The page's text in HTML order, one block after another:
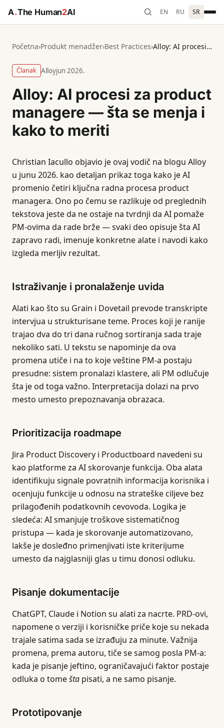
A.The Human2AI EN RU SR
Početna›Produkt menadžer›Best Practices› Alloy: AI procesi za product managere — šta se menja i kako to meriti
Članak Alloyjun 2026.
Alloy: AI procesi za product
managere — šta se menja i
kako to meriti
Christian Iacullo objavio je ovaj vodič na blogu Alloy
u junu 2026. kao detaljan prikaz toga kako je AI
promenio četiri ključna radna procesa product
managera. Ono po čemu se razlikuje od preglednih
tekstova jeste da ne ostaje na tvrdnji da AI pomaže
PM-ovima da rade brže — svaki deo opisuje šta AI
zapravo radi, imenuje konkretne alate i navodi kako
izgleda merljiv rezultat.
Istraživanje i pronalaženje uvida
Alati kao što su Grain i Dovetail prevode transkripte
intervjua u strukturisane teme. Proces koji je ranije
trajao dva do tri dana ručnog sortiranja sada traje
nekoliko sati. U tekstu se napominje da ova
promena utiče i na to koje veštine PM-a postaju
presudne: sistem pronalazi klastere, ali PM odlučuje
šta je od toga važno. Interpretacija dolazi na prvo
mesto umesto prepoznavanja obrazaca.
Prioritizacija roadmape
Jira Product Discovery i Productboard navedeni su
kao platforme za AI skorovanje funkcija. Oba alata
identifikuju signale povratnih informacija korisnika i
ocenjuju funkcije u odnosu na strateške ciljeve bez
prilagođenih podatkovnih cevovoda. Logika je
sledeća: AI smanjuje troškove sistematičnog
pristupa — kada je skorovanje automatizovano,
lakše je dosleđno primenjivati iste kriterijume
umesto da najglasniji glas u timu donosi odluku.
Pisanje dokumentacije
ChatGPT, Claude i Notion su alati za nacrte. PRD-ovi,
napomene o verziji i korisničke priče koje su nekada
trajale satima sada se izrađuju za minute. Važnija
promena, prema autoru, tiče se samog posla PM-a:
kada je pisanje jeftino, ograničavajući faktor postaje
odluka o tomešta pisati, a ne samo pisanje.
Prototipovanje